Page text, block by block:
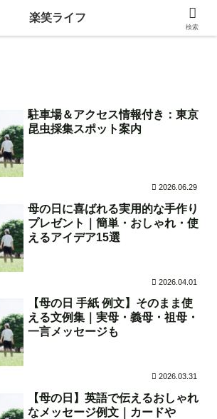
活の中にある価値ある情報を発信！
駐車場＆アクセス情報付き：東京
昆虫採集スポット案内
2026.06.29
母の日に喜ばれる実用的な手作り
プレゼント｜簡単・おしゃれ・使
えるアイデア15選
2026.04.01
【母の日 手紙 例文】そのまま使
える文例集｜実母・義母・祖母・
一言メッセージも
2026.03.31
【母の日】英語で伝えるおしゃれ
なメッセージ例文｜カードや
楽笑ライフ
検索